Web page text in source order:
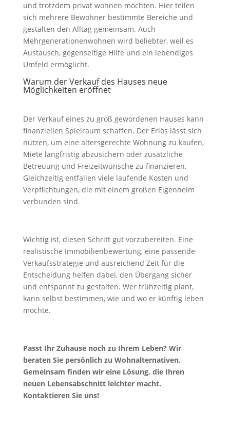
und trotzdem privat wohnen möchten. Hier teilen
sich mehrere Bewohner bestimmte Bereiche und
gestalten den Alltag gemeinsam. Auch
Mehrgenerationenwohnen wird beliebter, weil es
Austausch, gegenseitige Hilfe und ein lebendiges
Umfeld ermöglicht.
Warum der Verkauf des Hauses neue
Möglichkeiten eröffnet
Der Verkauf eines zu groß gewordenen Hauses kann
finanziellen Spielraum schaffen. Der Erlös lässt sich
nutzen, um eine altersgerechte Wohnung zu kaufen,
Miete langfristig abzusichern oder zusätzliche
Betreuung und Freizeitwünsche zu finanzieren.
Gleichzeitig entfallen viele laufende Kosten und
Verpflichtungen, die mit einem großen Eigenheim
verbunden sind.
Wichtig ist, diesen Schritt gut vorzubereiten. Eine
realistische Immobilienbewertung, eine passende
Verkaufsstrategie und ausreichend Zeit für die
Entscheidung helfen dabei, den Übergang sicher
und entspannt zu gestalten. Wer frühzeitig plant,
kann selbst bestimmen, wie und wo er künftig leben
möchte.
Passt Ihr Zuhause noch zu Ihrem Leben? Wir
beraten Sie persönlich zu Wohnalternativen.
Gemeinsam finden wir eine Lösung, die Ihren
neuen Lebensabschnitt leichter macht.
Kontaktieren Sie uns!